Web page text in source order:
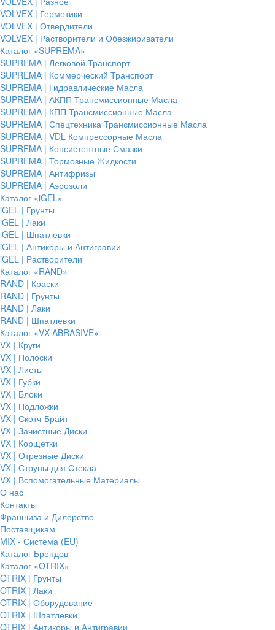
VOLVEX | Герметики
VOLVEX | Отвердители
VOLVEX | Растворители и Обезжириватели
Каталог «SUPREMA»
SUPREMA | Легковой Транспорт
SUPREMA | Коммерческий Транспорт
SUPREMA | Гидравлические Масла
SUPREMA | АКПП Трансмиссионные Масла
SUPREMA | КПП Трансмиссионные Масла
SUPREMA | Спецтехника Трансмиссионные Масла
SUPREMA | VDL Компрессорные Масла
SUPREMA | Консистентные Смазки
SUPREMA | Тормозные Жидкости
SUPREMA | Антифризы
SUPREMA | Аэрозоли
Каталог «iGEL»
iGEL | Грунты
iGEL | Лаки
iGEL | Шпатлевки
iGEL | Антикоры и Антигравии
iGEL | Растворители
Каталог «RAND»
RAND | Краски
RAND | Грунты
RAND | Лаки
RAND | Шпатлевки
Каталог «VX-ABRASIVE»
VX | Круги
VX | Полоски
VX | Листы
VX | Губки
VX | Блоки
VX | Подложки
VX | Скотч-Брайт
VX | Зачистные Диски
VX | Корщетки
VX | Отрезные Диски
VX | Струны для Стекла
VX | Вспомогательные Материалы
О нас
Контакты
Франшиза и Дилерство
Поставщикам
MIX - Система (EU)
Каталог Брендов
Каталог «OTRIX»
OTRIX | Грунты
OTRIX | Лаки
OTRIX | Оборудование
OTRIX | Шпатлевки
OTRIX | Антикоры и Антигравии